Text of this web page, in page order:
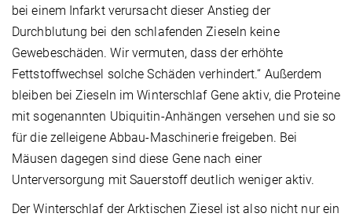
bei einem Infarkt verursacht dieser Anstieg der
Durchblutung bei den schlafenden Zieseln keine
Gewebeschäden. Wir vermuten, dass der erhöhte
Fettstoffwechsel solche Schäden verhindert.“ Außerdem
bleiben bei Zieseln im Winterschlaf Gene aktiv, die Proteine
mit sogenannten Ubiquitin-Anhängen versehen und sie so
für die zelleigene Abbau-Maschinerie freigeben. Bei
Mäusen dagegen sind diese Gene nach einer
Unterversorgung mit Sauerstoff deutlich weniger aktiv.
Der Winterschlaf der Arktischen Ziesel ist also nicht nur ein